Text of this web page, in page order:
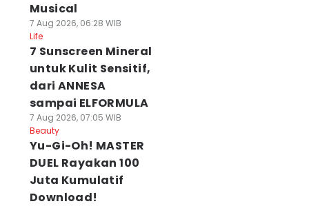
Musical
7 Aug 2026, 06:28 WIB
Life
7 Sunscreen Mineral
untuk Kulit Sensitif,
dari ANNESA
sampai ELFORMULA
7 Aug 2026, 07:05 WIB
Beauty
Yu-Gi-Oh! MASTER
DUEL Rayakan 100
Juta Kumulatif
Download!